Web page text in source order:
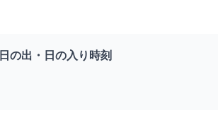
の出・日の入り時刻